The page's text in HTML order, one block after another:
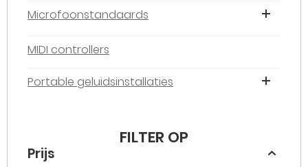
Microfoonstandaards
MIDI controllers
Portable geluidsinstallaties
FILTER OP
Prijs